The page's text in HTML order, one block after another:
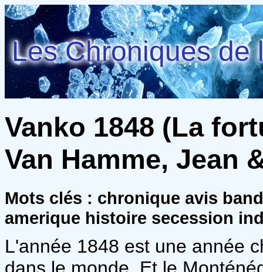
Les Chroniques de
Vanko 1848 (La
Van Hamme, Jean
Mots clés : chronique avis
amerique histoire secession
L'année 1848 est une année